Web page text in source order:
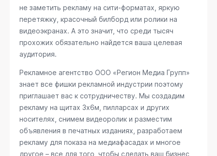
не заметить рекламу на сити-форматах, яркую
перетяжку, красочный билборд или ролики на
видеоэкранах. А это значит, что среди тысяч
прохожих обязательно найдется ваша целевая
аудитория.
Рекламное агентство ООО «Регион Медиа Групп»
знает все фишки рекламной индустрии поэтому
приглашает вас к сотрудничеству. Мы создадим
рекламу на щитах 3х6м, пилларсах и других
носителях, снимем видеоролик и разместим
объявления в печатных изданиях, разработаем
рекламу для показа на медиафасадах и многое
другое – все для того, чтобы сделать ваш бизнес